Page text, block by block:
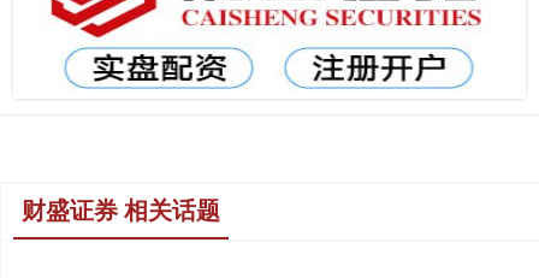
财盛证券 相关话题